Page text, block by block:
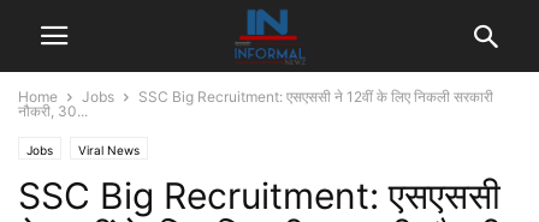
Home Jobs
SSC Big Recruitment: एसएससी ने 12वीं के लिए निकली सरकारी
नौकरी, 30...
Jobs Viral News
SSC Big Recruitment: एसएससी